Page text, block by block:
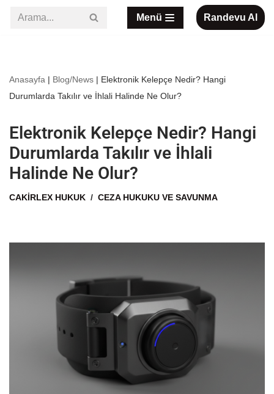
Menü Randevu Al
Anasayfa | Blog/News | Elektronik Kelepçe Nedir? Hangi
Durumlarda Takılır ve İhlali Halinde Ne Olur?
Elektronik Kelepçe Nedir? Hangi
Durumlarda Takılır ve İhlali
Halinde Ne Olur?
CAKIRLEX HUKUK CEZA HUKUKU VE SAVUNMA